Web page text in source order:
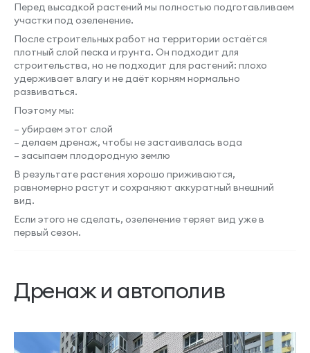
Перед высадкой растений мы полностью подготавливаем
участки под озеленение.
После строительных работ на территории остаётся
плотный слой песка и грунта. Он подходит для
строительства, но не подходит для растений: плохо
удерживает влагу и не даёт корням нормально
развиваться.
Поэтому мы:
– убираем этот слой
– делаем дренаж, чтобы не застаивалась вода
– засыпаем плодородную землю
В результате растения хорошо приживаются,
равномерно растут и сохраняют аккуратный внешний
вид.
Если этого не сделать, озеленение теряет вид уже в
первый сезон.
Дренаж и автополив